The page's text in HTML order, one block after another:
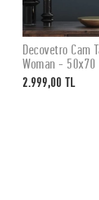
Decovetro Cam
Woman - 50x70
2.999,00 TL